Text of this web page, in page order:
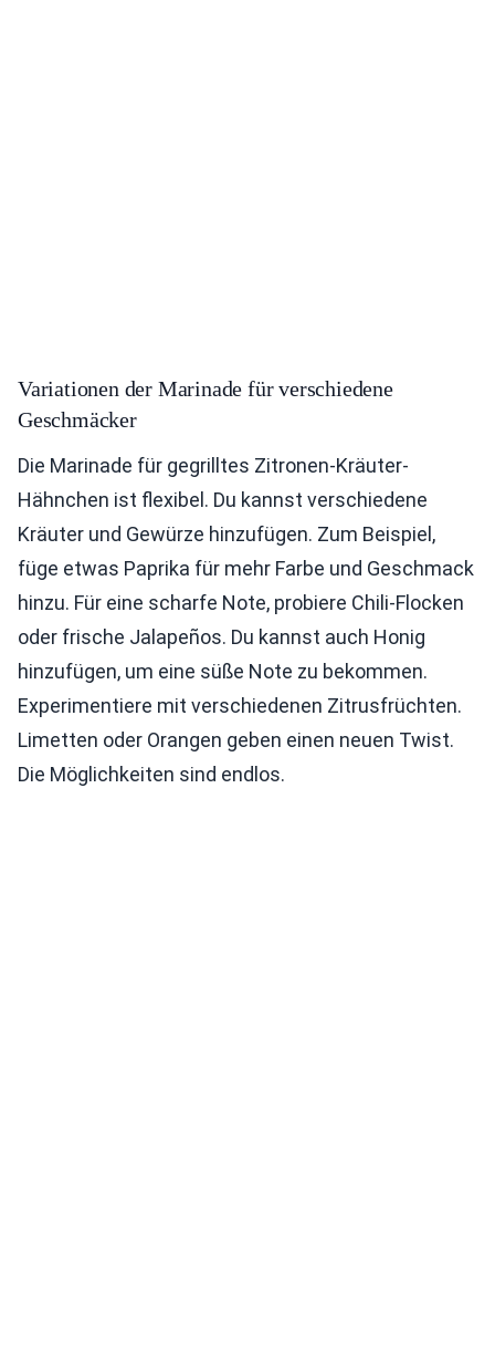
Variationen der Marinade für verschiedene
Geschmäcker
Die Marinade für gegrilltes Zitronen-Kräuter-
Hähnchen ist flexibel. Du kannst verschiedene
Kräuter und Gewürze hinzufügen. Zum Beispiel,
füge etwas Paprika für mehr Farbe und Geschmack
hinzu. Für eine scharfe Note, probiere Chili-Flocken
oder frische Jalapeños. Du kannst auch Honig
hinzufügen, um eine süße Note zu bekommen.
Experimentiere mit verschiedenen Zitrusfrüchten.
Limetten oder Orangen geben einen neuen Twist.
Die Möglichkeiten sind endlos.